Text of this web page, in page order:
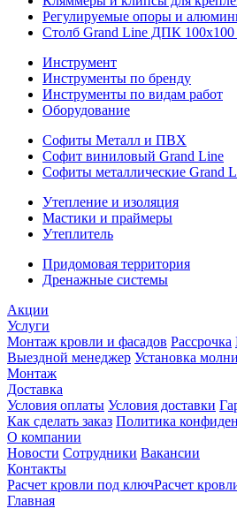
Регулируемые опоры и
Столб Grand Line ДПК 100х100
Инструмент
Инструменты по бренду
Инструменты по видам работ
Оборудование
Софиты Металл и ПВХ
Софит виниловый Grand Line
Софиты металлические Grand
Утепление и изоляция
Мастики и праймеры
Утеплитель
Придомовая территория
Дренажные системы
Акции
Услуги
Монтаж кровли и фасадов Рассрочка
Выездной менеджер Установка
Монтаж
Доставка
Условия оплаты Условия доставки
Как сделать заказ Политика
О компании
Новости Сотрудники Вакансии
Контакты
Расчет кровли под ключРасчет
Главная